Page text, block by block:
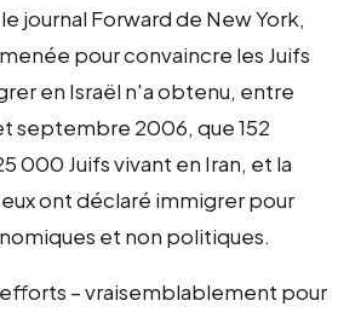
journal Forward de New York,
pour convaincre les Juifs
en Israël n'a obtenu, entre
septembre 2006, que 152
000 Juifs vivant en Iran, et la
ont déclaré immigrer pour
et non politiques.
– vraisemblablement pour